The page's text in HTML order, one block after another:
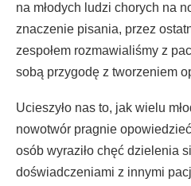
na młodych ludzi chorych na
znaczenie pisania, przez
zespołem rozmawialiśmy z
sobą przygodę z tworzeniem
Ucieszyło nas to, jak wielu
nowotwór pragnie
osób wyraziło chęć dzielenia
doświadczeniami z innymi